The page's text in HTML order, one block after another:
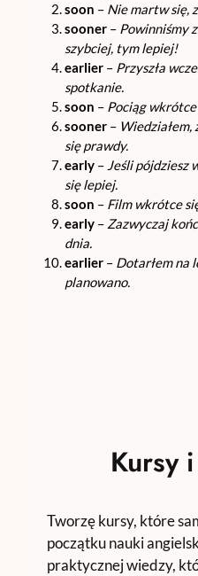
soon – Nie martw się,
sooner – Powinniśmy
szybciej, tym lepiej!
earlier – Przyszła
spotkanie.
soon – Pociąg
sooner – Wiedziałem,
się prawdy.
early – Jeśli pójdziesz
się lepiej.
soon – Film wkrótce
early – Zazwyczaj
dnia.
earlier – Dotarłem na
planowano.
Kursy
Tworzę kursy, które
początku nauki
praktycznej wiedzy,